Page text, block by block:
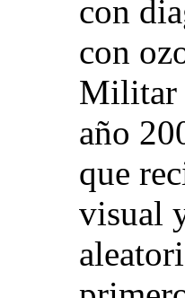
con
con
Militar
año
que
visual